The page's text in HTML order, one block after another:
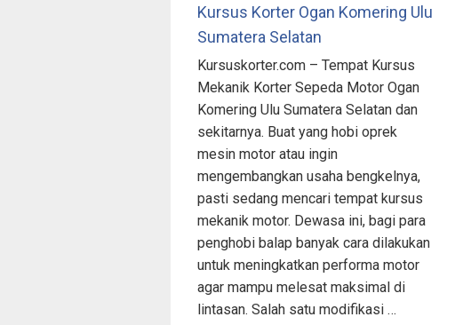
Kursus Korter Ogan Komering Ulu
Sumatera Selatan
Kursuskorter.com – Tempat Kursus
Mekanik Korter Sepeda Motor Ogan
Komering Ulu Sumatera Selatan dan
sekitarnya. Buat yang hobi oprek
mesin motor atau ingin
mengembangkan usaha bengkelnya,
pasti sedang mencari tempat kursus
mekanik motor. Dewasa ini, bagi para
penghobi balap banyak cara dilakukan
untuk meningkatkan performa motor
agar mampu melesat maksimal di
lintasan. Salah satu modifikasi …